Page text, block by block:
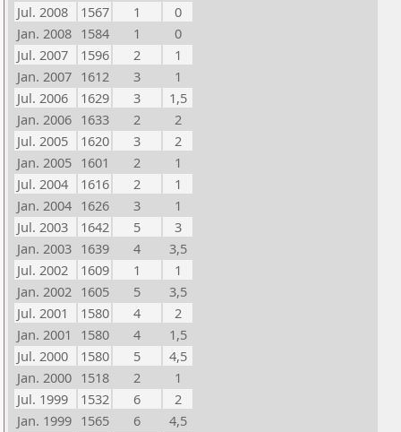
Jul. 2008
1567 1
0
Jan. 2008 1584 1
0
Jul. 2007
1596 2
1
Jan. 2007 1612 3
1
Jul. 2006
1629 3
1,5
Jan. 2006 1633 2
2
Jul. 2005
1620 3
2
Jan. 2005 1601 2
1
Jul. 2004
1616 2
1
Jan. 2004 1626 3
1
Jul. 2003
1642 5
3
Jan. 2003 1639 4
3,5
Jul. 2002
1609 1
1
Jan. 2002 1605 5
3,5
Jul. 2001
1580 4
2
Jan. 2001
1580 4
1,5
Jul. 2000
1580 5
4,5
Jan. 2000 1518 2
1
Jul. 1999
1532 6
2
Jan. 1999 1565 6
4,5